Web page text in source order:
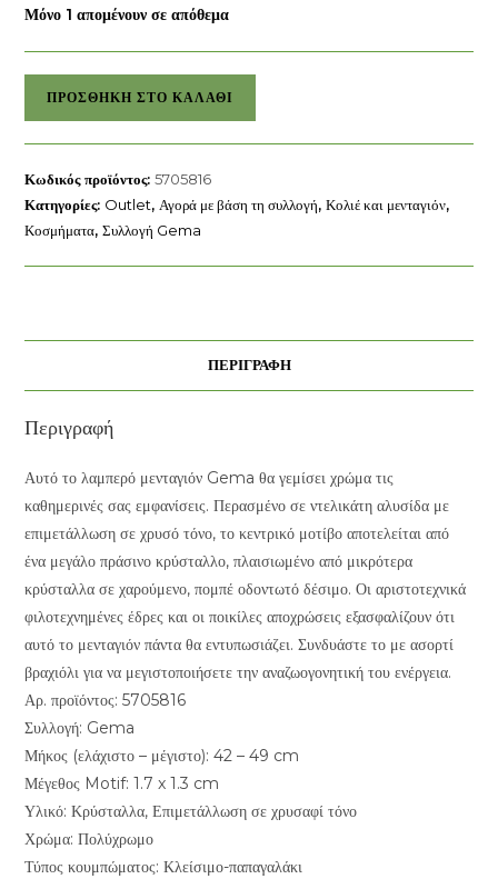
Μόνο 1 απομένουν σε απόθεμα
swarovski
ποσότητα
ΠΡΟΣΘΉΚΗ ΣΤΟ ΚΑΛΆΘΙ
Κωδικός προϊόντος:5705816
Κατηγορίες: Outlet, Αγορά με βάση τη συλλογή,Κολιέ και μενταγιόν,
Κοσμήματα,Συλλογή Gema
ΠΕΡΙΓΡΑΦΉ
Περιγραφή
Αυτό το λαμπερό μενταγιόν Gema θα γεμίσει χρώμα τις
καθημερινές σας εμφανίσεις. Περασμένο σε ντελικάτη αλυσίδα με
επιμετάλλωση σε χρυσό τόνο, το κεντρικό μοτίβο αποτελείται από
ένα μεγάλο πράσινο κρύσταλλο, πλαισιωμένο από μικρότερα
κρύσταλλα σε χαρούμενο, πομπέ οδοντωτό δέσιμο. Οι αριστοτεχνικά
φιλοτεχνημένες έδρες και οι ποικίλες αποχρώσεις εξασφαλίζουν ότι
αυτό το μενταγιόν πάντα θα εντυπωσιάζει. Συνδυάστε το με ασορτί
βραχιόλι για να μεγιστοποιήσετε την αναζωογονητική του ενέργεια.
Αρ. προϊόντος: 5705816
Συλλογή: Gema
Μήκος (ελάχιστο – μέγιστο): 42 – 49 cm
Μέγεθος Motif: 1.7 x 1.3 cm
Υλικό: Κρύσταλλα, Επιμετάλλωση σε χρυσαφί τόνο
Χρώμα: Πολύχρωμο
Τύπος κουμπώματος: Κλείσιμο-παπαγαλάκι